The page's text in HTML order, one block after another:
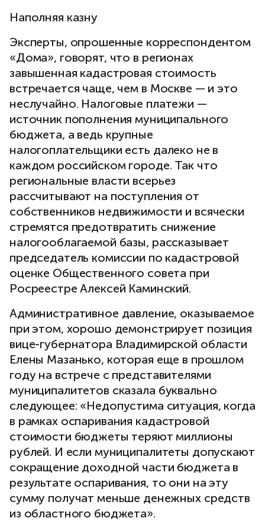
Наполняя казну
Эксперты, опрошенные корреспондентом
«Дома», говорят, что в регионах
завышенная кадастровая стоимость
встречается чаще, чем в Москве — и это
неслучайно. Налоговые платежи —
источник пополнения муниципального
бюджета, а ведь крупные
налогоплательщики есть далеко не в
каждом российском городе. Так что
региональные власти всерьез
рассчитывают на поступления от
собственников недвижимости и всячески
стремятся предотвратить снижение
налогооблагаемой базы, рассказывает
председатель комиссии по кадастровой
оценке Общественного совета при
Росреестре Алексей Каминский.
Административное давление, оказываемое
при этом, хорошо демонстрирует позиция
вице-губернатора Владимирской области
Елены Мазанько, которая еще в прошлом
году на встрече с представителями
муниципалитетов сказала буквально
следующее: «Недопустима ситуация, когда
в рамках оспаривания кадастровой
стоимости бюджеты теряют миллионы
рублей. И если муниципалитеты допускают
сокращение доходной части бюджета в
результате оспаривания, то они на эту
сумму получат меньше денежных средств
из областного бюджета».